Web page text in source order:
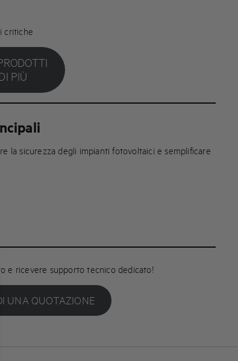
critiche
PIÙ
la sicurezza degli impianti fotovoltaici e semplificare
e ricevere supporto tecnico dedicato!
UNA QUOTAZIONE